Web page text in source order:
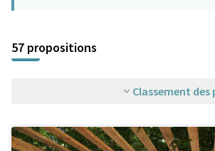
57 propositions
Classement